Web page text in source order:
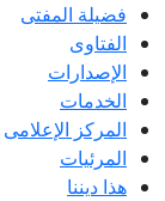
فضيلة المفتى
الفتاوى
الإصدارات
الخدمات
المركز الإعلامى
المرئيات
هذا ديننا